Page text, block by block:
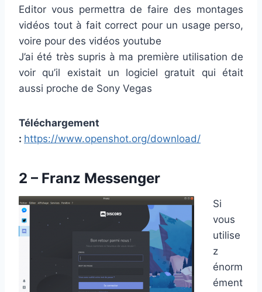
Editor vous permettra de faire des montages
vidéos tout à fait correct pour un usage perso,
voire pour des vidéos youtube
J’ai été très supris à ma première utilisation de
voir qu’il existait un logiciel gratuit qui était
aussi proche de Sony Vegas
Téléchargement
: https://www.openshot.org/download/
2 – Franz Messenger
Si
vous
utilise
z
énorm
ément